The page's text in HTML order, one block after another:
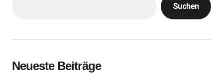
Suchen
Neueste Beiträge